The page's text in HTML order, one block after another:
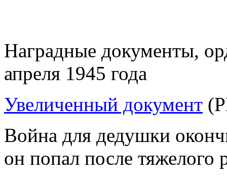
Наградные документы,
апреля 1945 года
Увеличенный документ
Война для дедушки
он попал после тяжелого